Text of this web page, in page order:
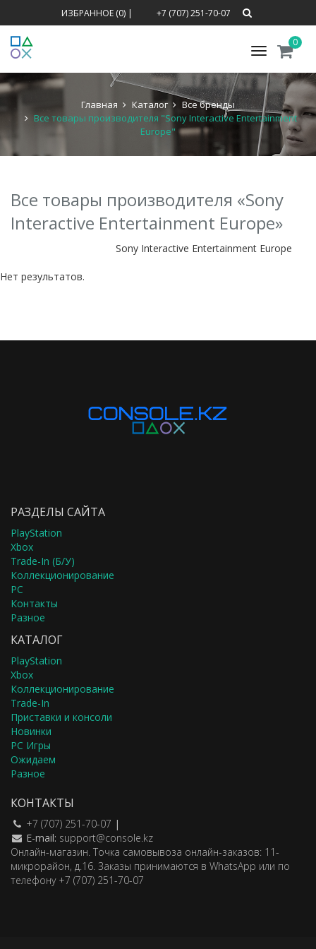
ИЗБРАННОЕ (0)| +7 (707) 251-70-07
Меню
0
Главная Каталог
Все бренды
Все товары производителя "Sony Interactive Entertainment
Europe"
Все товары производителя «Sony
Interactive Entertainment Europe»
Sony Interactive Entertainment Europe
Нет результатов.
РАЗДЕЛЫ САЙТА
PlayStation
Xbox
Trade-In (Б/У)
Коллекционирование
PC
Контакты
Разное
КАТАЛОГ
PlayStation
Xbox
Коллекционирование
Trade-In
Приставки и консоли
Новинки
PC Игры
Ожидаем
Разное
КОНТАКТЫ
+7 (707) 251-70-07 |
E-mail: support@console.kz
Онлайн-магазин. Точка самовывоза онлайн-заказов: 11-
микрорайон, д.16. Заказы принимаются в WhatsApp или по
телефону +7 (707) 251-70-07